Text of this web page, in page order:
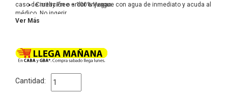
caso de irritación o ardor enjuague con agua de inmediato y acuda al
médico. No ingerir.
Cruelty Free – 100% Vegan.
Ver Más
Cantidad: